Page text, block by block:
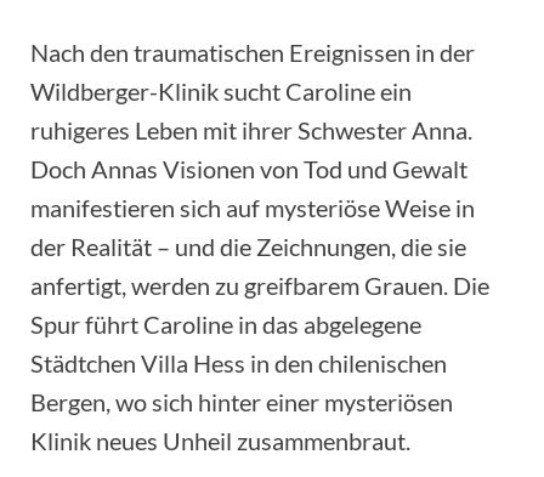
Nach den traumatischen Ereignissen in der
Wildberger-Klinik sucht Caroline ein
ruhigeres Leben mit ihrer Schwester Anna.
Doch Annas Visionen von Tod und Gewalt
manifestieren sich auf mysteriöse Weise in
der Realität – und die Zeichnungen, die sie
anfertigt, werden zu greifbarem Grauen. Die
Spur führt Caroline in das abgelegene
Städtchen Villa Hess in den chilenischen
Bergen, wo sich hinter einer mysteriösen
Klinik neues Unheil zusammenbraut.